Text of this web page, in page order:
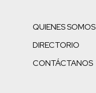
QUIENES SOMOS
DIRECTORIO
CONTÁCTANOS